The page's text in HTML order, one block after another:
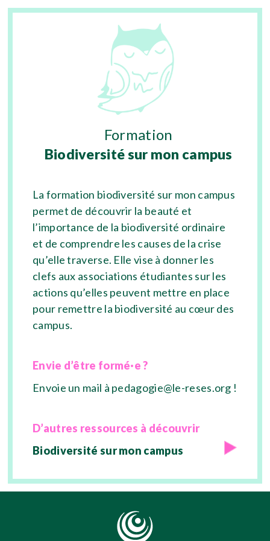
Formation
Biodiversité sur mon campus
La formation biodiversité sur mon campus
permet de découvrir la beauté et
l’importance de la biodiversité ordinaire
et de comprendre les causes de la crise
qu’elle traverse. Elle vise à donner les
clefs aux associations étudiantes sur les
actions qu’elles peuvent mettre en place
pour remettre la biodiversité au cœur des
campus.
Envie d’être formé·e ?
Envoie un mail à pedagogie@le-reses.org !
D’autres ressources à découvrir
Biodiversité sur mon campus